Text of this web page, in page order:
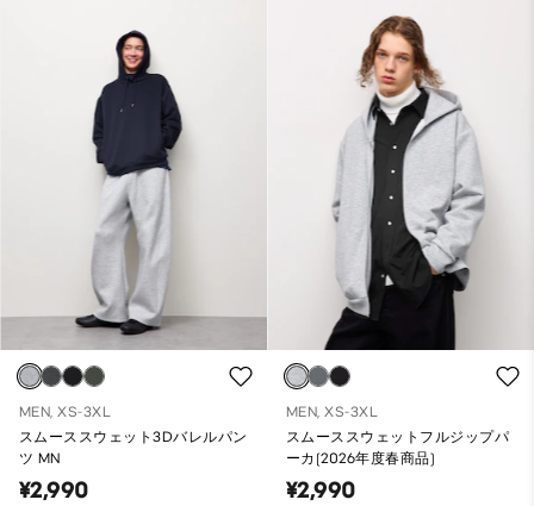
MEN, XS-3XL
スムーススウェット3Dバレルパン
ツ MN
¥2,990
MEN, XS-3XL
スムーススウェットフルジップパ
ーカ(2026年度春商品)
¥2,990